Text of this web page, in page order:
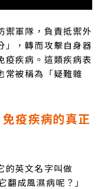
禦軍隊，負責抵禦外
」，轉而攻擊自身器
疫疾病。這類疾病表
常被稱為「疑難雜
免疫疾病的真正
的英文名字叫做
成風濕病呢？」